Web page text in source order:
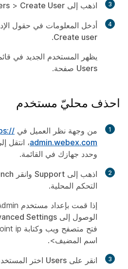
3 اذهب إلى > Create User
4
أدخل المعلومات في حقول
Create user
.
يظهر المستخدم الجديد في
Users صفحة.
احذف محليّ مستخدم
1 من وجهة نظر العميل في ​/​
admin.webex.com، انتقل
وحدد جهازك في القائمة.
2 اذهب إلى Support وانقر
التحكم المحلية.
إذا قمت بإعداد مستخدم
الوصول إلى Settings
اسم المضيف>.
3 انقر على Users اختر